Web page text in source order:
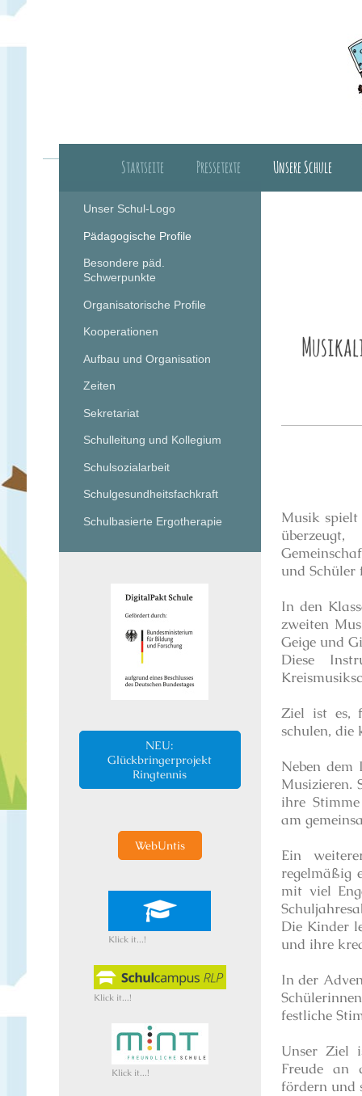
Startseite Pressetexte Unsere Schule
Herzlich
Musik spielt
und Schüler
In den
zweiten
Geige und
Diese
Ziel ist es,
schulen,
Neben dem
Musizieren.
ihre
am
Ein
regelmäßig
mit viel
Die Kinder
und ihre
In der
festliche
Unser Ziel
Freude an
fördern und
Unser Schul-Logo
Pädagogische Profile
Besondere päd.
Schwerpunkte
Organisatorische Profile
Kooperationen
Aufbau und Organisation
Zeiten
Sekretariat
Schulleitung und Kollegium
Schulsozialarbeit
Schulgesundheitsfachkraft
Schulbasierte Ergotherapie
NEU:
Glückbringerprojekt
Ringtennis
WebUntis
Klick it...!
Klick it...!
Klick it...!